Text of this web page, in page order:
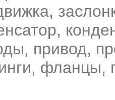
,
,
, привод,
, фланцы,